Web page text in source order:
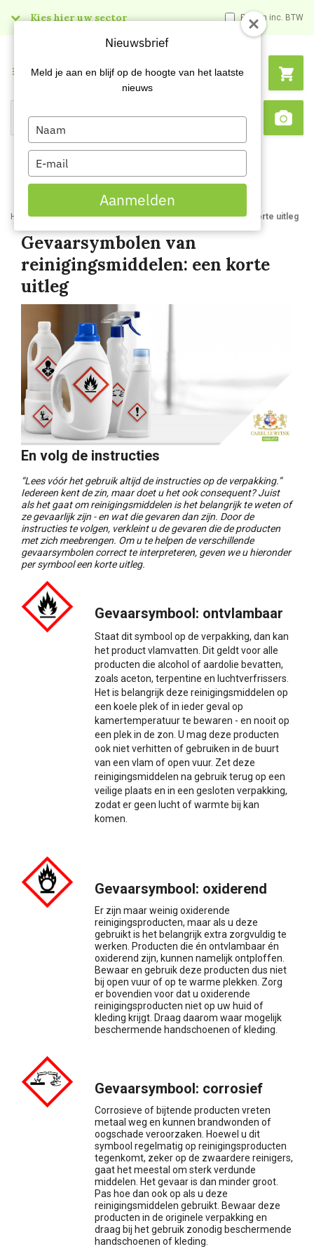
Kies hier uw sector Prijzen inc. BTW
Search
Menu
Home Blog Gevaarsymbolen van reinigingsmiddelen een korte uitleg
Gevaarsymbolen van
reinigingsmiddelen: een korte
uitleg
En volg de instructies
“Lees vóór het gebruik altijd de instructies op de verpakking.”
Iedereen kent de zin, maar doet u het ook consequent? Juist
als het gaat om reinigingsmiddelen is het belangrijk te weten of
ze gevaarlijk zijn - en wat die gevaren dan zijn. Door de
instructies te volgen, verkleint u de gevaren die de producten
met zich meebrengen. Om u te helpen de verschillende
gevaarsymbolen correct te interpreteren, geven we u hieronder
per symbool een korte uitleg.
Gevaarsymbool: ontvlambaar
Staat dit symbool op de verpakking, dan kan
het product vlamvatten. Dit geldt voor alle
producten die alcohol of aardolie bevatten,
zoals aceton, terpentine en luchtverfrissers.
Het is belangrijk deze reinigingsmiddelen op
een koele plek of in ieder geval op
kamertemperatuur te bewaren - en nooit op
een plek in de zon. U mag deze producten
ook niet verhitten of gebruiken in de buurt
van een vlam of open vuur. Zet deze
reinigingsmiddelen na gebruik terug op een
veilige plaats en in een gesloten verpakking,
zodat er geen lucht of warmte bij kan
komen.
Gevaarsymbool: oxiderend
Er zijn maar weinig oxiderende
reinigingsproducten, maar als u deze
gebruikt is het belangrijk extra zorgvuldig te
werken. Producten die én ontvlambaar én
oxiderend zijn, kunnen namelijk ontploffen.
Bewaar en gebruik deze producten dus niet
bij open vuur of op te warme plekken. Zorg
er bovendien voor dat u oxiderende
reinigingsproducten niet op uw huid of
kleding krijgt. Draag daarom waar mogelijk
beschermende handschoenen of kleding.
Gevaarsymbool: corrosief
Corrosieve of bijtende producten vreten
metaal weg en kunnen brandwonden of
oogschade veroorzaken. Hoewel u dit
symbool regelmatig op reinigingsproducten
tegenkomt, zeker op de zwaardere reinigers,
gaat het meestal om sterk verdunde
middelen. Het gevaar is dan minder groot.
Pas hoe dan ook op als u deze
reinigingsmiddelen gebruikt. Bewaar deze
producten in de originele verpakking en
draag bij het gebruik zonodig beschermende
handschoenen of kleding.
Nieuwsbrief
Meld je aan en blijf op de hoogte van het laatste
nieuws
Type
your
name
Type
your
email
Aanmelden